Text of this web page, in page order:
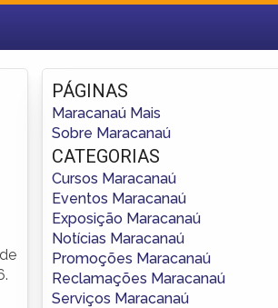
Fazer login
Criar conta
PÁGINAS
Maracanaú Mais
Sobre Maracanaú
CATEGORIAS
Cursos Maracanaú
Eventos Maracanaú
Exposição Maracanaú
Notícias Maracanaú
Promoções Maracanaú
Reclamações Maracanaú
Serviços Maracanaú